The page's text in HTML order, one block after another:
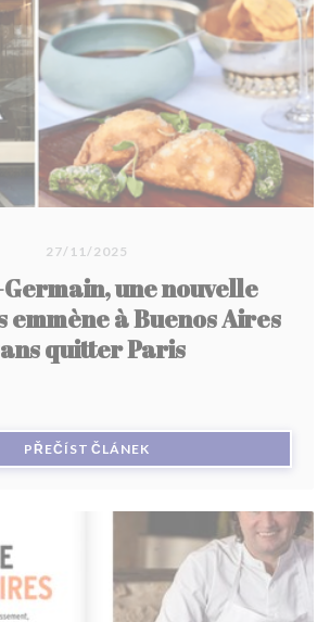
27/11/2025
une nouvelle
emmène à Buenos Aires
quitter Paris
PŘEČÍST ČLÁNEK((OTEVŘE SE V NOVÉM